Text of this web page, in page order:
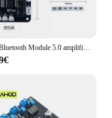
DSP Bluetooth Module 5.0 amplificatore di potenza 15W * 2 Stereo Electronic Frequency Division TWS Pairing 2.0/1.1